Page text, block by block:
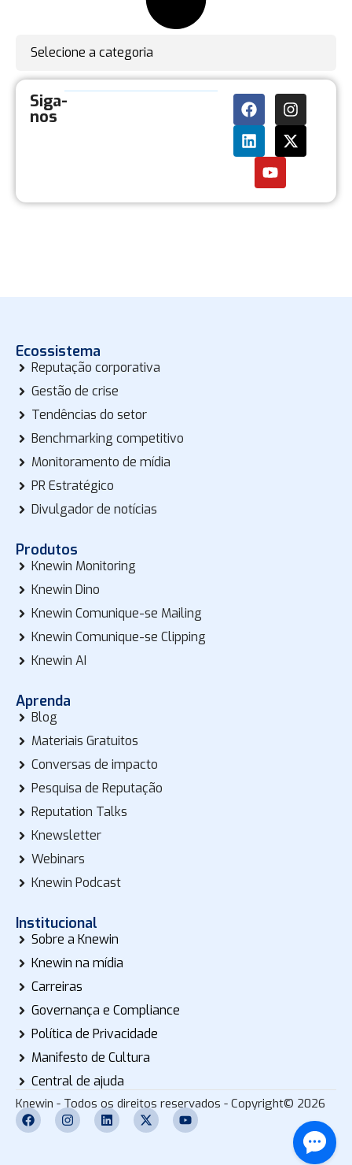
Selecione a categoria
Siga-
nos
Ecossistema
Reputação corporativa
Gestão de crise
Tendências do setor
Benchmarking competitivo
Monitoramento de mídia
PR Estratégico
Divulgador de notícias
Produtos
Knewin Monitoring
Knewin Dino
Knewin Comunique-se Mailing
Knewin Comunique-se Clipping
Knewin AI
Aprenda
Blog
Materiais Gratuitos
Conversas de impacto
Pesquisa de Reputação
Reputation Talks
Knewsletter
Webinars
Knewin Podcast
Institucional
Sobre a Knewin
Knewin na mídia
Carreiras
Governança e Compliance
Política de Privacidade
Manifesto de Cultura
Central de ajuda
Knewin - Todos os direitos reservados - Copyright© 2026